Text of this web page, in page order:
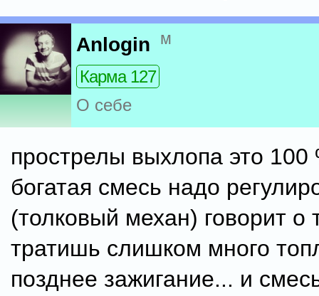
Anlogin м
Карма 127
О себе
прострелы выхлопа это
богатая смесь надо
(толковый механ) говорит о
тратишь слишком много
позднее зажигание... и